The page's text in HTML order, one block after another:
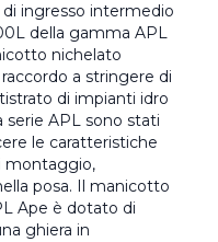
ingresso intermedio
della gamma APL
nichelato
a stringere di
di impianti idro
serie APL sono stati
le caratteristiche
montaggio,
posa. Il manicotto
Ape è dotato di
ghiera in